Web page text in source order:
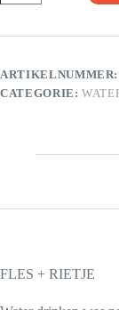
ARTIKELNUMMER:
CATEGORIE:
FLES + RIETJE